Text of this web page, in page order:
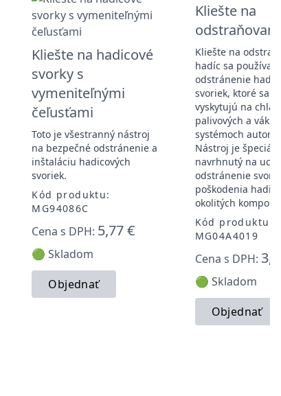
Kliešte na hadicové
svorky s
vymeniteľnými
čeľusťami
Toto je všestranný nástroj
na bezpečné odstránenie a
inštaláciu hadicových
svoriek.
Kód produktu:
MG94086C
Cena s DPH: 5,77 €
🟢 Skladom
Objednať
Kliešte na
Kliešte na
hadíc sa
odstránenie
svoriek, ktoré sa
vyskytujú na
palivových a
systémoch
Nástroj je
navrhnutý na
odstránenie
poškodenia
okolitých
Kód produktu:
MG04A4019
Cena s DPH:
🟢 Skladom
Objednať